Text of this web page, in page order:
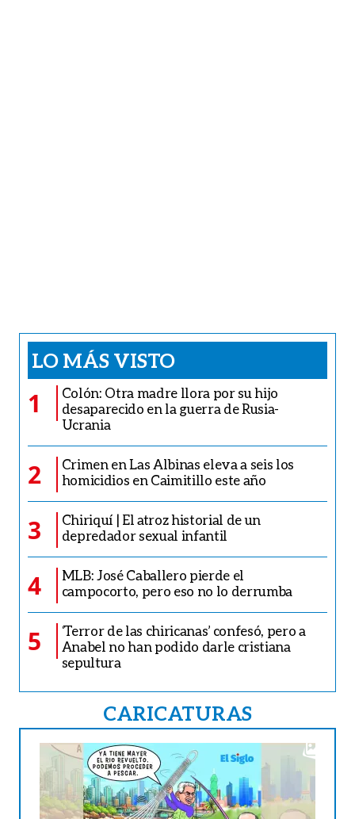
LO MÁS VISTO
1
Colón: Otra madre llora por su hijo
desaparecido en la guerra de Rusia-
Ucrania
2
Crimen en Las Albinas eleva a seis los
homicidios en Caimitillo este año
3
Chiriquí | El atroz historial de un
depredador sexual infantil
4
MLB: José Caballero pierde el
campocorto, pero eso no lo derrumba
5
‘Terror de las chiricanas’ confesó, pero a
Anabel no han podido darle cristiana
sepultura
CARICATURAS